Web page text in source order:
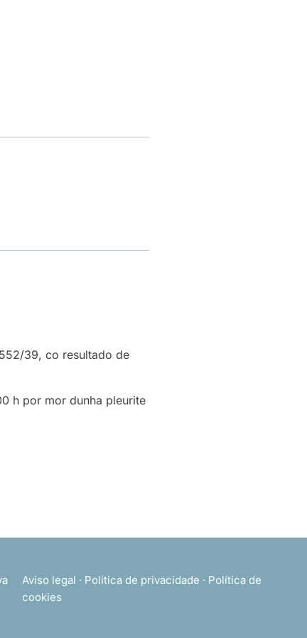
39, co resultado de
h por mor dunha pleurite
Aviso legal · Política de privacidade · Política de
cookies